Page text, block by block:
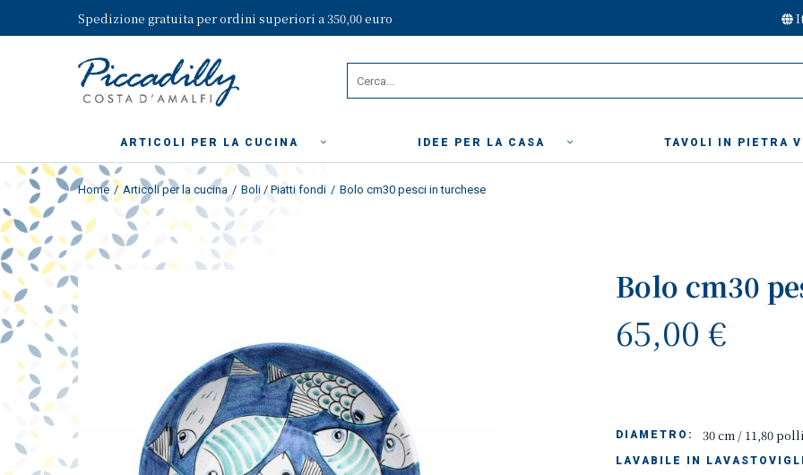
Spedizione gratuita per ordini superiori a 350,00 euro
ARTICOLI PER LA CUCINA IDEE PER LA CASA TAVOLI IN PIETRA
Home Articoli per la cucina Boli / Piatti fondi Bolo cm30 pesci in turchese
Bolo cm30
65,00 €
DIAMETRO: 30 cm / 11,80
LAVABILE IN